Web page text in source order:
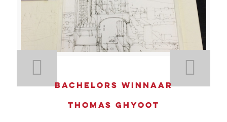
Bachelors winnaar
Thomas Ghyoot